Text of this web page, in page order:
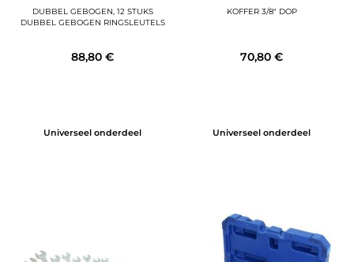
DUBBEL GEBOGEN, 12 STUKS
DUBBEL GEBOGEN RINGSLEUTELS
88,80 €
Universeel onderdeel
KOFFER 3/8" DOP
70,80 €
Universeel onderdeel